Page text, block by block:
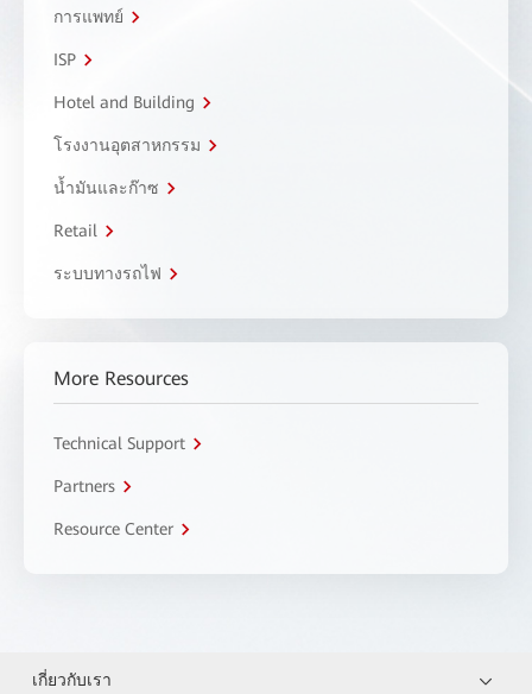
การแพทย์
ISP
Hotel and Building
โรงงานอุตสาหกรรม
น้ำมันและก๊าซ
Retail
ระบบทางรถไฟ
More Resources
Technical Support
Partners
Resource Center
เกี่ยวกับเรา